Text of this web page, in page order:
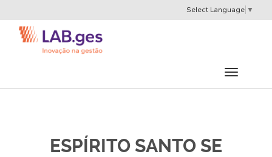
Select Language ▼
ESPÍRITO SANTO SE